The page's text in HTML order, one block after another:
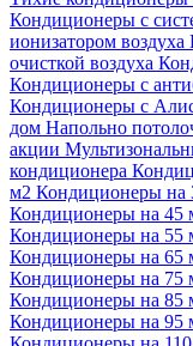
Кондиционеры с
ионизатором воздуха
очисткой воздуха
Кондиционеры с
Кондиционеры с
дом Напольно
акции
кондиционера
м2 Кондиционеры на
Кондиционеры на 45
Кондиционеры на 55
Кондиционеры на 65
Кондиционеры на 75
Кондиционеры на 85
Кондиционеры на 95